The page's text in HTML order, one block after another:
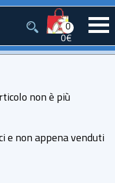
0
0€
non è più
e non appena venduti